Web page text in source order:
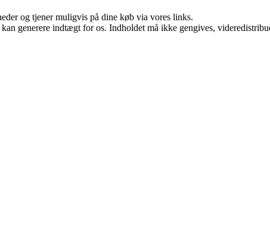
og tjener muligvis på dine køb via vores links.
generere indtægt for os. Indholdet må ikke gengives,